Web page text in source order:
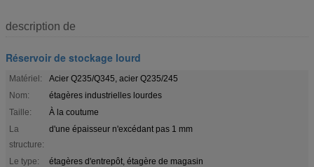
description de
Réservoir de stockage lourd
Matériel:
Acier Q235/Q345, acier Q235/245
Nom:
étagères industrielles lourdes
Taille:
À la coutume
La
structure:
d'une épaisseur n'excédant pas 1 mm
Le type:
étagères d'entrepôt, étagère de magasin